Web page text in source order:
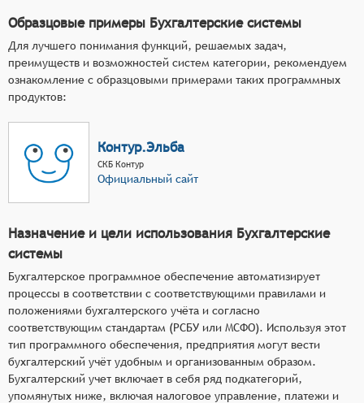
Образцовые примеры Бухгалтерские системы
Для лучшего понимания функций, решаемых задач,
преимуществ и возможностей систем категории, рекомендуем
ознакомление с образцовыми примерами таких программных
продуктов:
Контур.Эльба
СКБ Контур
Официальный сайт
Назначение и цели использования Бухгалтерские
системы
Бухгалтерское программное обеспечение автоматизирует
процессы в соответствии с соответствующими правилами и
положениями бухгалтерского учёта и согласно
соответствующим стандартам (РСБУ или МСФО). Используя этот
тип программного обеспечения, предприятия могут вести
бухгалтерский учёт удобным и организованным образом.
Бухгалтерский учет включает в себя ряд подкатегорий,
упомянутых ниже, включая налоговое управление, платежи и